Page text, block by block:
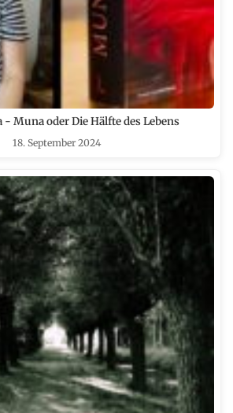
- Muna oder Die Hälfte des Lebens
18. September 2024